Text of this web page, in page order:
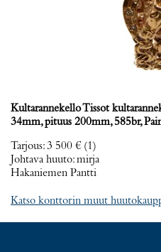
Kultarannekello Tissot
34mm, pituus 200mm, 585br,
Tarjous:3 500 € (1)
Johtava huuto:mirja
Hakaniemen Pantti
Katso konttorin muut